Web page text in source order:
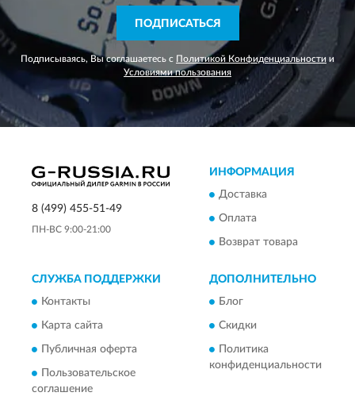
ПОДПИСАТЬСЯ
Подписываясь, Вы соглашаетесь с Политикой Конфиденциальности и
Условиями пользования
8 (499) 455-51-49
ПН-ВС 9:00-21:00
ИНФОРМАЦИЯ
Доставка
Оплата
Возврат товара
СЛУЖБА ПОДДЕРЖКИ
Контакты
Карта сайта
Публичная оферта
Пользовательское
соглашение
ДОПОЛНИТЕЛЬНО
Блог
Скидки
Политика
конфиденциальности